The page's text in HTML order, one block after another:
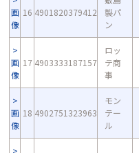
画
像
16 4901820379412
製パ
ン
画
像
17 4903333187157
ロッ
テ商
事
画
像
18 4902751323963
モン
テー
ル